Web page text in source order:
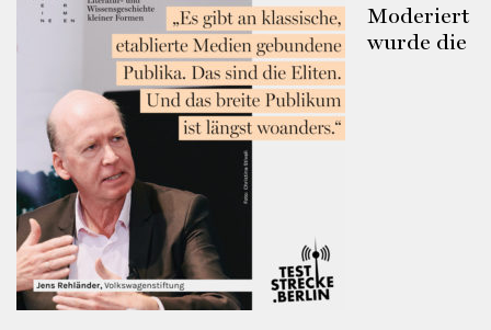
Moderiert
wurde die